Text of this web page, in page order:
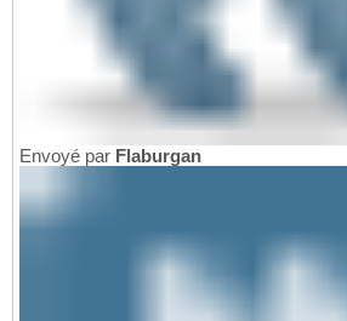
Envoyé par Flaburgan